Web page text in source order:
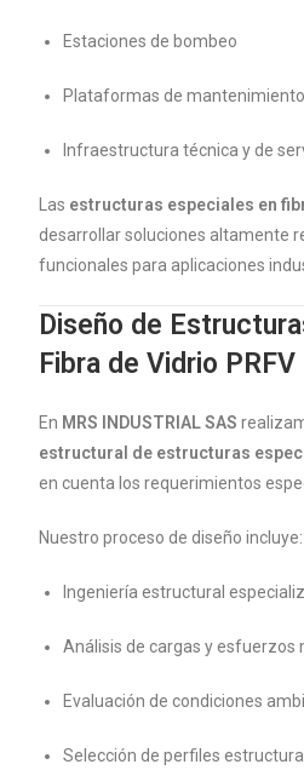
Estaciones de bombeo
Plataformas de
Infraestructura técnica y de
Las estructuras especiales en
desarrollar soluciones altamente
funcionales para aplicaciones
Diseño de
Fibra de Vidrio PRFV
En MRS INDUSTRIAL SAS
estructural de estructuras
en cuenta los requerimientos
Nuestro proceso de diseño incluye:
Ingeniería estructural
Análisis de cargas y esfuerzos
Evaluación de condiciones
Selección de perfiles